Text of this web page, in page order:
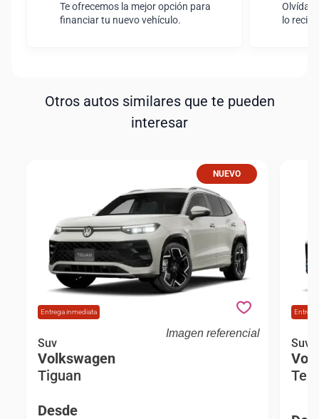
Te ofrecemos la mejor opción para
financiar tu nuevo vehículo.
lo
Otros autos similares que te pueden
interesar
NUEVO
Entrega inmediata
Imagen referencial
Volkswagen Tiguan Tiguan Tsi At
Comfortline 150hp Suv
Suv
Volkswagen
Tiguan
Desde
Suv
Tera